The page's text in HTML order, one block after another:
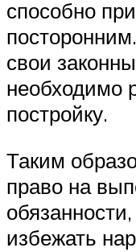
способно
свои
необходимо
постройку.
Таким
право на
избежать